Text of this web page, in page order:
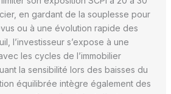
en gardant de la souplesse pour
ou à une évolution rapide des
l’investisseur s’expose à une
les cycles de l’immobilier
la sensibilité lors des baisses du
équilibrée intègre également des